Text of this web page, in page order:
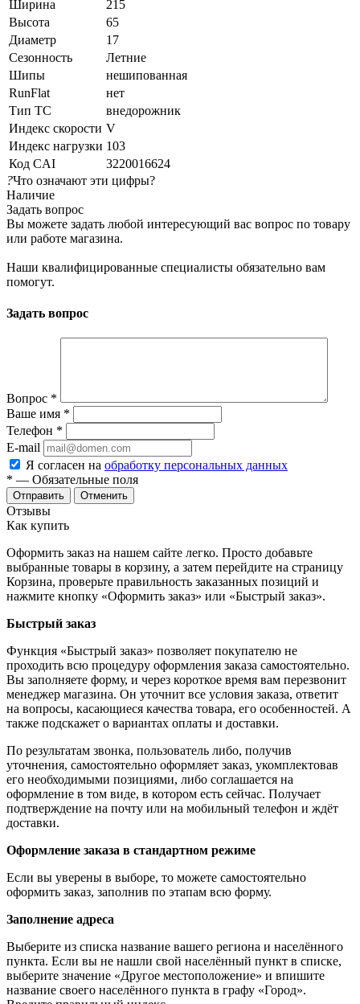
Ширина
215
Высота
65
Диаметр
17
Сезонность
Летние
Шипы
нешипованная
RunFlat
нет
Тип ТС
внедорожник
Индекс скорости V
Индекс нагрузки 103
Код CAI
3220016624
?Что означают эти цифры?
Наличие
Задать вопрос
Вы можете задать любой интересующий вас вопрос по товару
или работе магазина.
Наши квалифицированные специалисты обязательно вам
помогут.
Задать вопрос
Вопрос *
Ваше имя *
Телефон *
E-mail
Я согласен на обработку персональных данных
* — Обязательные поля
Отменить
Отзывы
Как купить
Оформить заказ на нашем сайте легко. Просто добавьте
выбранные товары в корзину, а затем перейдите на страницу
Корзина, проверьте правильность заказанных позиций и
нажмите кнопку «Оформить заказ» или «Быстрый заказ».
Быстрый заказ
Функция «Быстрый заказ» позволяет покупателю не
проходить всю процедуру оформления заказа самостоятельно.
Вы заполняете форму, и через короткое время вам перезвонит
менеджер магазина. Он уточнит все условия заказа, ответит
на вопросы, касающиеся качества товара, его особенностей. А
также подскажет о вариантах оплаты и доставки.
По результатам звонка, пользователь либо, получив
уточнения, самостоятельно оформляет заказ, укомплектовав
его необходимыми позициями, либо соглашается на
оформление в том виде, в котором есть сейчас. Получает
подтверждение на почту или на мобильный телефон и ждёт
доставки.
Оформление заказа в стандартном режиме
Если вы уверены в выборе, то можете самостоятельно
оформить заказ, заполнив по этапам всю форму.
Заполнение адреса
Выберите из списка название вашего региона и населённого
пункта. Если вы не нашли свой населённый пункт в списке,
выберите значение «Другое местоположение» и впишите
название своего населённого пункта в графу «Город».